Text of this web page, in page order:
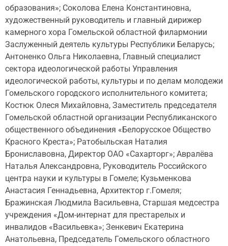
образования»; Соколова Елена Константиновна,
художественный руководитель и главный дирижер
камерного хора Гомельской областной филармонии
Заслуженный деятель культуры Республики Беларусь;
Антоненко Ольга Николаевна, Главный специалист
сектора идеологической работы Управления
идеологической работы, культуры и по делам молодежи
Гомельского городского исполнительного комитета;
Костюк Олеся Михайловна, Заместитель председателя
Гомельской областной организации Республиканского
общественного объединения «Белорусское Общество
Красного Креста»; Ратобыльская Наталия
Брониславовна, Директор ОАО «Сахарторг»; Авралёва
Наталья Александровна, Руководитель Российского
центра науки и культуры в Гомеле; Кузьменкова
Анастасия Геннадьевна, Архитектор г.Гомеля;
Бражинская Людмила Васильевна, Старшая медсестра
учреждения «Дом-интернат для престарелых и
инвалидов «Васильевка»; Зенкевич Екатерина
Анатольевна, Председатель Гомельского областного